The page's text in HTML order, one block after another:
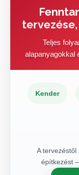
Teljes
alapanyagokkal
Kender
A
építkezést